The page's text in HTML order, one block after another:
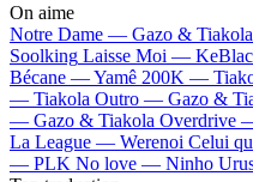
On aime
Notre Dame — Gazo & Tiakola
Soolking Laisse Moi —
Bécane —Yamê 200K —
— Tiakola Outro — Gazo &
— Gazo & Tiakola Overdrive
La League — Werenoi Celui
— PLK No love — Ninho